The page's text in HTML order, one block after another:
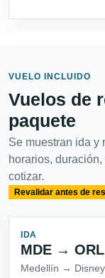
VUELO INCLUIDO
Vuelos de
paquete
Se muestran ida y
horarios,
cotizar.
Revalidar antes de
IDA
MDE → ORL
Medellín →